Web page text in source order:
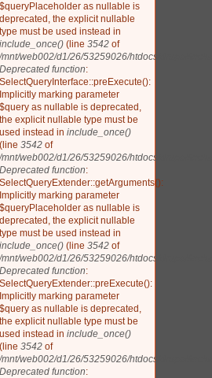
$queryPlaceholder as nullable is
deprecated, the explicit nullable
type must be used instead in
include_once() (line 3542 of
/mnt/web002/d1/26/53259026/htdocs/drupal/
Deprecated function:
SelectQueryInterface::preExecute():
Implicitly marking parameter
$query as nullable is deprecated,
the explicit nullable type must be
used instead in include_once()
(line 3542 of
/mnt/web002/d1/26/53259026/htdocs/drupal/
Deprecated function:
SelectQueryExtender::getArguments():
Implicitly marking parameter
$queryPlaceholder as nullable is
deprecated, the explicit nullable
type must be used instead in
include_once() (line 3542 of
/mnt/web002/d1/26/53259026/htdocs/drupal/
Deprecated function:
SelectQueryExtender::preExecute():
Implicitly marking parameter
$query as nullable is deprecated,
the explicit nullable type must be
used instead in include_once()
(line 3542 of
/mnt/web002/d1/26/53259026/htdocs/drupal/
Deprecated function: